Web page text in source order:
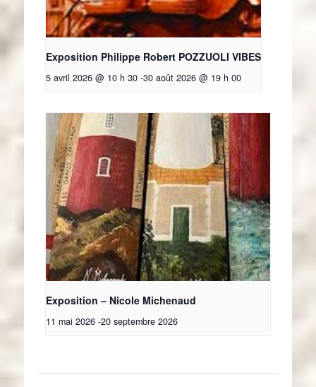
Exposition Philippe Robert POZZUOLI VIBES
5 avril 2026 @ 10 h 30 -30 août 2026 @ 19 h 00
Exposition – Nicole Michenaud
11 mai 2026 -20 septembre 2026